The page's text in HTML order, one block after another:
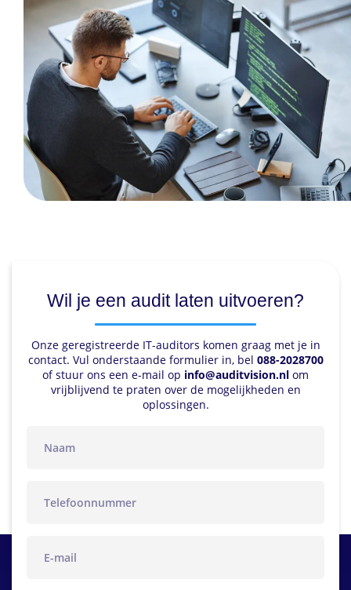
Wil je een audit laten uitvoeren?
Onze geregistreerde IT-auditors komen graag met je in
contact. Vul onderstaande formulier in, bel 088-2028700
of stuur ons een e-mail op info@auditvision.nl om
vrijblijvend te praten over de mogelijkheden en
oplossingen.